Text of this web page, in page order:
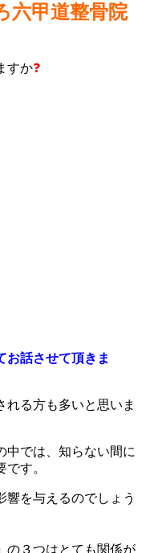
六甲道整骨院
すか❓
お話させて頂きま
れる方も多いと思いま
中では、知らない間に
す。
響を与えるのでしょう
の３つはとても関係が